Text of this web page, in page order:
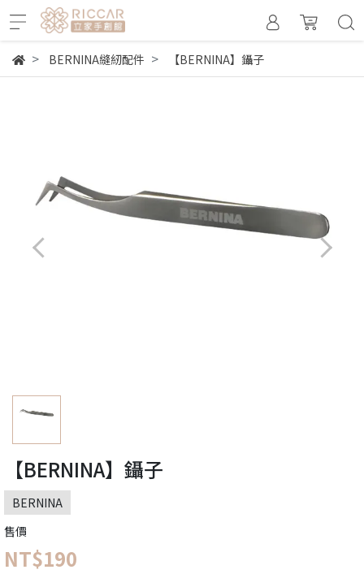
BERNINA縫紉配件 【BERNINA】鑷子
【BERNINA】鑷子
BERNINA
售價
NT$190